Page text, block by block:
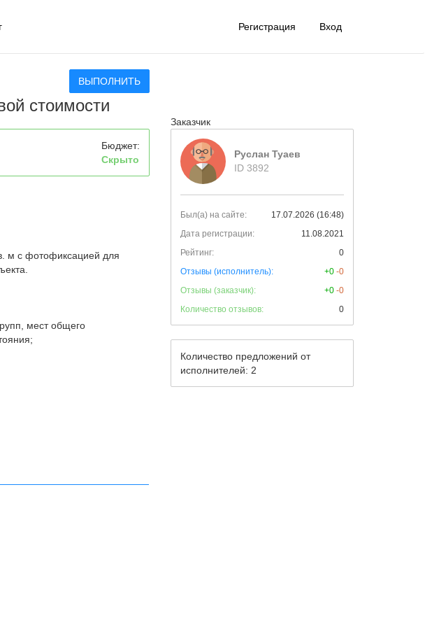
Регистрация Вход
ВЫПОЛНИТЬ
стоимости
Бюджет:
Скрыто
м с фотофиксацией для
мест общего
Заказчик
Руслан Туаев
ID 3892
Был(а) на сайте:
17.07.2026 (16:48)
Дата регистрации:
11.08.2021
Рейтинг:
0
Отзывы (исполнитель):
+0 -0
Отзывы (заказчик):
+0 -0
Количество отзывов:
0
Количество предложений от
исполнителей: 2